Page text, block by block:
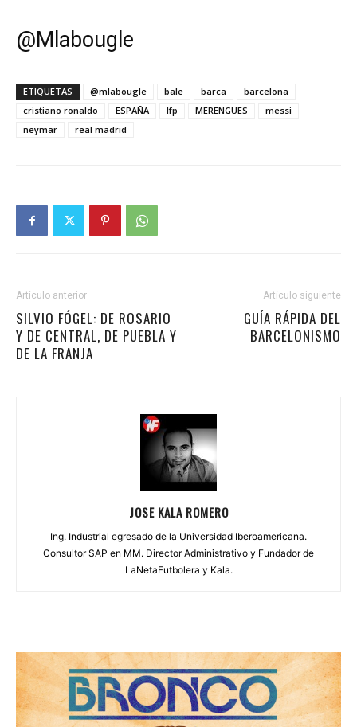
@Mlabougle
ETIQUETAS @mlabougle bale barca
barcelona
cristiano ronaldo
ESPAÑA lfp MERENGUES
messi
neymar
real madrid
Artículo anterior
SILVIO FÓGEL: DE ROSARIO
Y DE CENTRAL, DE PUEBLA Y
DE LA FRANJA
Artículo siguiente
GUÍA RÁPIDA DEL
BARCELONISMO
JOSE KALA ROMERO
Ing. Industrial egresado de la Universidad Iberoamericana.
Consultor SAP en MM. Director Administrativo y Fundador de
LaNetaFutbolera y Kala.